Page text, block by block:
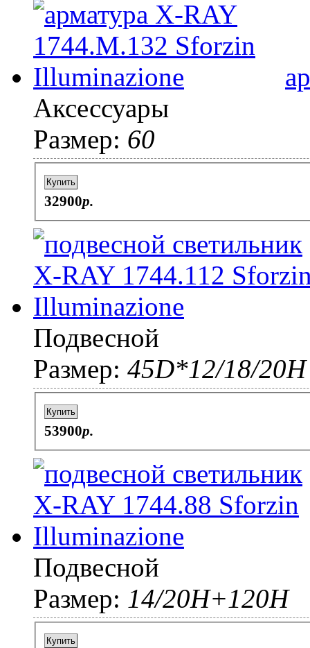
Аксессуары
Размер: 60
Купить
32900p.
Подвесной
Размер: 45D*12/18/20Н
Купить
53900p.
Подвесной
Размер: 14/20Н+120Н
Купить